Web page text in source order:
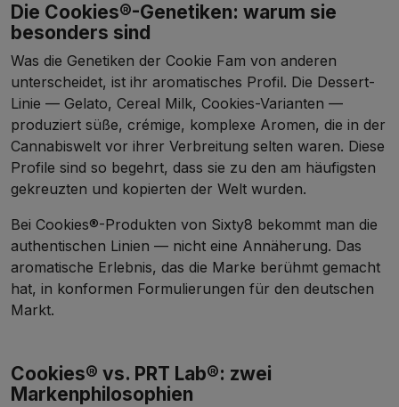
Die Cookies®-Genetiken: warum sie
besonders sind
Was die Genetiken der Cookie Fam von anderen
unterscheidet, ist ihr aromatisches Profil. Die Dessert-
Linie — Gelato, Cereal Milk, Cookies-Varianten —
produziert süße, crémige, komplexe Aromen, die in der
Cannabiswelt vor ihrer Verbreitung selten waren. Diese
Profile sind so begehrt, dass sie zu den am häufigsten
gekreuzten und kopierten der Welt wurden.
Bei Cookies®-Produkten von Sixty8 bekommt man die
authentischen Linien — nicht eine Annäherung. Das
aromatische Erlebnis, das die Marke berühmt gemacht
hat, in konformen Formulierungen für den deutschen
Markt.
Cookies® vs. PRT Lab®: zwei
Markenphilosophien